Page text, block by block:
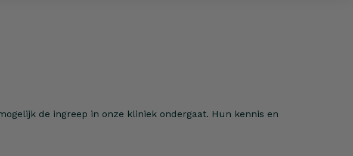
de ingreep in onze kliniek ondergaat. Hun kennis en